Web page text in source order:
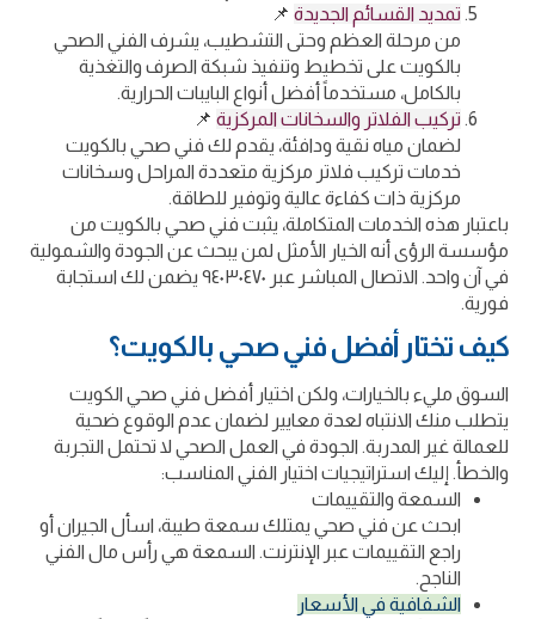
تمديد القسائم الجديدة 📌
من مرحلة العظم وحتى التشطيب، يشرف الفني الصحي
بالكويت على تخطيط وتنفيذ شبكة الصرف والتغذية
بالكامل، مستخدماً أفضل أنواع البايبات الحرارية.
تركيب الفلاتر والسخانات المركزية 📌
لضمان مياه نقية ودافئة، يقدم لك فني صحي بالكويت
خدمات تركيب فلاتر مركزية متعددة المراحل وسخانات
مركزية ذات كفاءة عالية وتوفير للطاقة.
باعتبار هذه الخدمات المتكاملة، يثبت فني صحي بالكويت من
مؤسسة الرؤى أنه الخيار الأمثل لمن يبحث عن الجودة والشمولية
في آن واحد. الاتصال المباشر عبر ٩٤٠٣٠٤٧٠ يضمن لك استجابة
فورية.
كيف تختار أفضل فني صحي بالكويت؟
السوق مليء بالخيارات، ولكن اختيار أفضل فني صحي الكويت
يتطلب منك الانتباه لعدة معايير لضمان عدم الوقوع ضحية
للعمالة غير المدربة. الجودة في العمل الصحي لا تحتمل التجربة
والخطأ. إليك استراتيجيات اختيار الفني المناسب:
السمعة والتقييمات
ابحث عن فني صحي يمتلك سمعة طيبة، اسأل الجيران أو
راجع التقييمات عبر الإنترنت. السمعة هي رأس مال الفني
الناجح.
الشفافية في الأسعار